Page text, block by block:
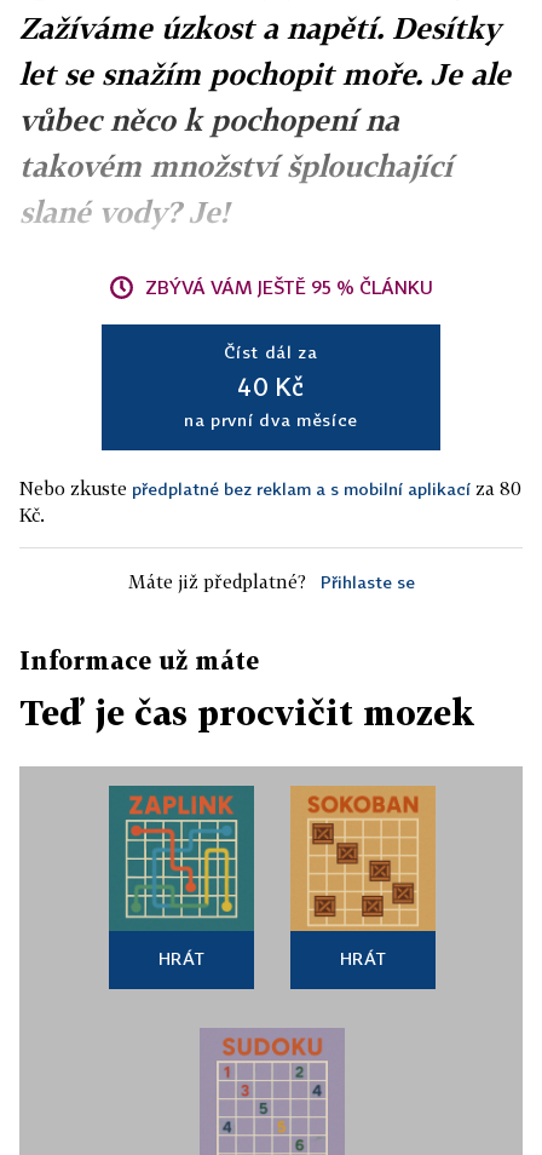
Zažíváme úzkost a napětí. Desítky
let se snažím pochopit moře. Je ale
vůbec něco k pochopení na
takovém množství šplouchající
slané vody? Je!
ZBÝVÁ VÁM JEŠTĚ 95 % ČLÁNKU
Číst dál za
40 Kč
na první dva měsíce
Nebo zkuste předplatné bez reklam a s mobilní aplikací za 80
Kč.
Máte již předplatné? Přihlaste se
Informace už máte
Teď je čas procvičit mozek
HRÁT HRÁT